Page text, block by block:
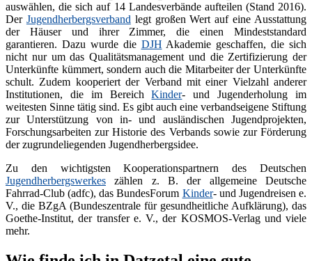
auswählen, die sich auf 14 Landesverbände aufteilen (Stand 2016).
Der Jugendherbergsverband legt großen Wert auf eine Ausstattung
der Häuser und ihrer Zimmer, die einen Mindeststandard
garantieren. Dazu wurde die DJH Akademie geschaffen, die sich
nicht nur um das Qualitätsmanagement und die Zertifizierung der
Unterkünfte kümmert, sondern auch die Mitarbeiter der Unterkünfte
schult. Zudem kooperiert der Verband mit einer Vielzahl anderer
Institutionen, die im BereichKinder- und Jugenderholung im
weitesten Sinne tätig sind. Es gibt auch eine verbandseigene Stiftung
zur Unterstützung von in- und ausländischen Jugendprojekten,
Forschungsarbeiten zur Historie des Verbands sowie zur Förderung
der zugrundeliegenden Jugendherbergsidee.
Zu den wichtigsten Kooperationspartnern des Deutschen
Jugendherbergswerkes zählen z. B. der allgemeine Deutsche
Fahrrad-Club (adfc), das BundesForum Kinder- und Jugendreisen e.
V., die BZgA (Bundeszentrale für gesundheitliche Aufklärung), das
Goethe-Institut, der transfer e. V., der KOSMOS-Verlag und viele
mehr.